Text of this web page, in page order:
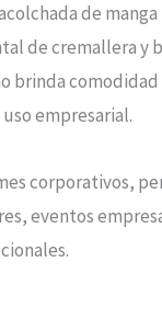
de
de cremallera y
brinda
empresarial.
corporativos,
eventos